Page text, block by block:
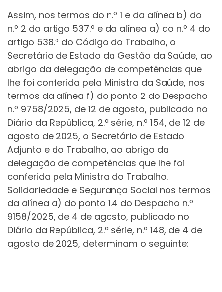
Assim, nos termos do n.º 1 e da alínea b) do
n.º 2 do artigo 537.º e da alínea a) do n.º 4 do
artigo 538.º do Código do Trabalho, o
Secretário de Estado da Gestão da Saúde, ao
abrigo da delegação de competências que
lhe foi conferida pela Ministra da Saúde, nos
termos da alínea f) do ponto 2 do Despacho
n.º 9758/2025, de 12 de agosto, publicado no
Diário da República, 2.ª série, n.º 154, de 12 de
agosto de 2025, o Secretário de Estado
Adjunto e do Trabalho, ao abrigo da
delegação de competências que lhe foi
conferida pela Ministra do Trabalho,
Solidariedade e Segurança Social nos termos
da alínea a) do ponto 1.4 do Despacho n.º
9158/2025, de 4 de agosto, publicado no
Diário da República, 2.ª série, n.º 148, de 4 de
agosto de 2025, determinam o seguinte: